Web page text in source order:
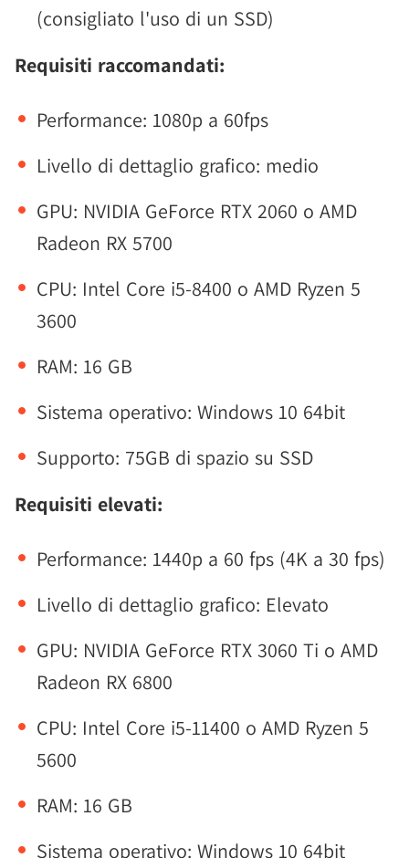
(consigliato l'uso di un SSD)
Requisiti raccomandati:
Performance: 1080p a 60fps
Livello di dettaglio grafico: medio
GPU: NVIDIA GeForce RTX 2060 o AMD
Radeon RX 5700
CPU: Intel Core i5-8400 o AMD Ryzen 5
3600
RAM: 16 GB
Sistema operativo: Windows 10 64bit
Supporto: 75GB di spazio su SSD
Requisiti elevati:
Performance: 1440p a 60 fps (4K a 30 fps)
Livello di dettaglio grafico: Elevato
GPU: NVIDIA GeForce RTX 3060 Ti o AMD
Radeon RX 6800
CPU: Intel Core i5-11400 o AMD Ryzen 5
5600
RAM: 16 GB
Sistema operativo: Windows 10 64bit